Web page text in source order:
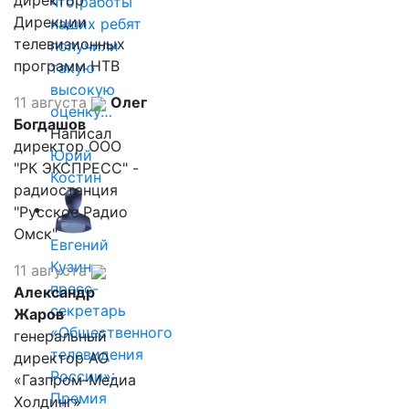
наших ребят
получили
такую
высокую
оценку…
Написал
Юрий
Костин
Евгений
Кузин,
пресс-
секретарь
«Общественного
телевидения
России»:
Премия
Дирекции
телевизионных
программ НТВ
11 августа
Олег
Богдашов
директор ООО
"РК ЭКСПРЕСС" -
радиостанция
"Русское Радио
Омск"
11 августа
Александр
Жаров
генеральный
директор АО
«Газпром-Медиа
Холдинг»